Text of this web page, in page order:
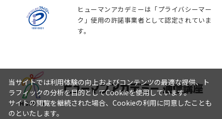
ヒューマンアカデミーは「プライバシーマー
ク」使用の許諾事業者として認定されていま
す。
当サイトでは利用体験の向上およびコンテンツの最適な提供、ト
ラフィックの分析を目的としてCookieを使用しています。
サイトの閲覧を継続された場合、Cookieの利用に同意したことも
のといたします。